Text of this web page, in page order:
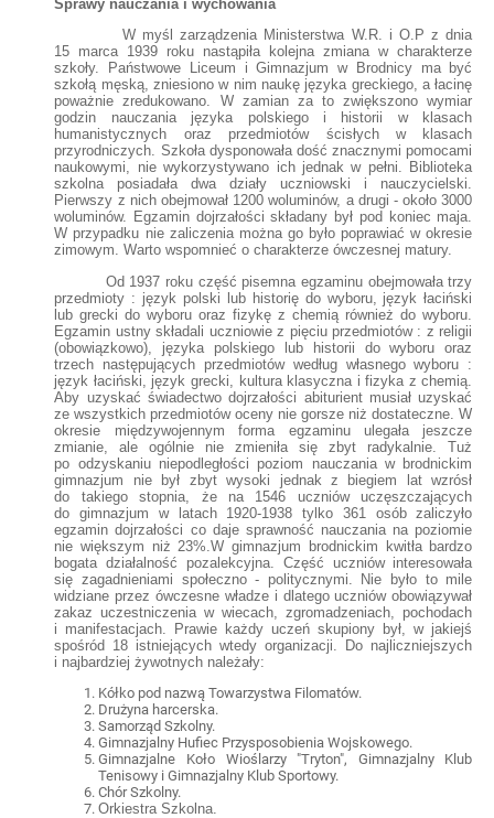
Sprawy nauczania i wychowania
W myśl zarządzenia Ministerstwa W.R. i O.P z dnia
15 marca 1939 roku nastąpiła kolejna zmiana w charakterze
szkoły. Państwowe Liceum i Gimnazjum w Brodnicy ma być
szkołą męską, zniesiono w nim naukę języka greckiego, a łacinę
poważnie zredukowano. W zamian za to zwiększono wymiar
godzin nauczania języka polskiego i historii w klasach
humanistycznych oraz przedmiotów ścisłych w klasach
przyrodniczych. Szkoła dysponowała dość znacznymi pomocami
naukowymi, nie wykorzystywano ich jednak w pełni. Biblioteka
szkolna posiadała dwa działy uczniowski i nauczycielski.
Pierwszy z nich obejmował 1200 woluminów, a drugi - około 3000
woluminów. Egzamin dojrzałości składany był pod koniec maja.
W przypadku nie zaliczenia można go było poprawiać w okresie
zimowym. Warto wspomnieć o charakterze ówczesnej matury.
Od 1937 roku część pisemna egzaminu obejmowała trzy
przedmioty : język polski lub historię do wyboru, język łaciński
lub grecki do wyboru oraz fizykę z chemią również do wyboru.
Egzamin ustny składali uczniowie z pięciu przedmiotów : z religii
(obowiązkowo), języka polskiego lub historii do wyboru oraz
trzech następujących przedmiotów według własnego wyboru :
język łaciński, język grecki, kultura klasyczna i fizyka z chemią.
Aby uzyskać świadectwo dojrzałości abiturient musiał uzyskać
ze wszystkich przedmiotów oceny nie gorsze niż dostateczne. W
okresie międzywojennym forma egzaminu ulegała jeszcze
zmianie, ale ogólnie nie zmieniła się zbyt radykalnie. Tuż
po odzyskaniu niepodległości poziom nauczania w brodnickim
gimnazjum nie był zbyt wysoki jednak z biegiem lat wzrósł
do takiego stopnia, że na 1546 uczniów uczęszczających
do gimnazjum w latach 1920-1938 tylko 361 osób zaliczyło
egzamin dojrzałości co daje sprawność nauczania na poziomie
nie większym niż 23%.W gimnazjum brodnickim kwitła bardzo
bogata działalność pozalekcyjna. Część uczniów interesowała
się zagadnieniami społeczno - politycznymi. Nie było to mile
widziane przez ówczesne władze i dlatego uczniów obowiązywał
zakaz uczestniczenia w wiecach, zgromadzeniach, pochodach
i manifestacjach. Prawie każdy uczeń skupiony był, w jakiejś
spośród 18 istniejących wtedy organizacji. Do najliczniejszych
i najbardziej żywotnych należały:
Kółko pod nazwą Towarzystwa Filomatów.
Drużyna harcerska.
Samorząd Szkolny.
Gimnazjalny Hufiec Przysposobienia Wojskowego.
Gimnazjalne Koło Wioślarzy "Tryton", Gimnazjalny Klub
Tenisowy i Gimnazjalny Klub Sportowy.
Chór Szkolny.
Orkiestra Szkolna.